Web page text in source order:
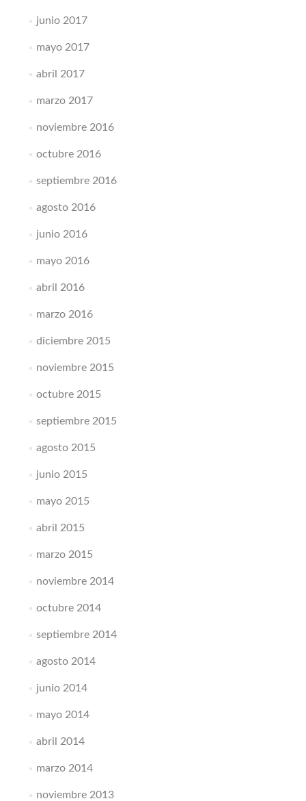
junio 2017
mayo 2017
abril 2017
marzo 2017
noviembre 2016
octubre 2016
septiembre 2016
agosto 2016
junio 2016
mayo 2016
abril 2016
marzo 2016
diciembre 2015
noviembre 2015
octubre 2015
septiembre 2015
agosto 2015
junio 2015
mayo 2015
abril 2015
marzo 2015
noviembre 2014
octubre 2014
septiembre 2014
agosto 2014
junio 2014
mayo 2014
abril 2014
marzo 2014
noviembre 2013